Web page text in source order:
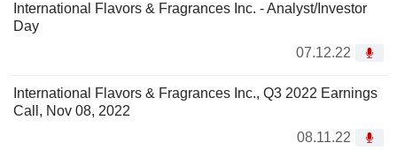
International Flavors & Fragrances Inc. - Analyst/Investor
Day
07.12.22
International Flavors & Fragrances Inc., Q3 2022 Earnings
Call, Nov 08, 2022
08.11.22